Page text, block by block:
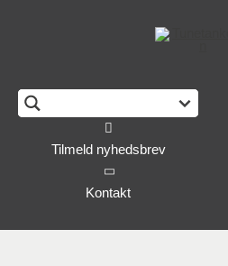
Tilmeld nyhedsbrev
Kontakt
This form is temporarily